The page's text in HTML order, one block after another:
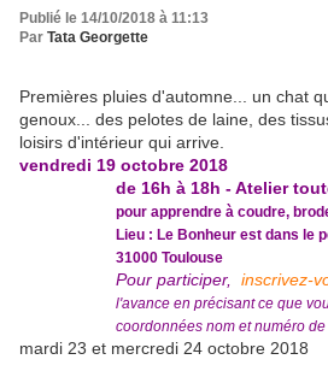
Publié le 14/10/2018 à 11:13
Par Tata Georgette
Premières pluies d'automne... un chat
genoux... des pelotes de laine, des
loisirs d'intérieur qui arrive.
vendredi 19 octobre 2018
de 16h à 18h - Atelier
pour apprendre à coudre,
Lieu : Le Bonheur est dans le
31000 Toulouse
Pour participer, inscrivez-
l'avance en précisant ce que
coordonnées nom et numéro
mardi 23 et mercredi 24 octobre 2018